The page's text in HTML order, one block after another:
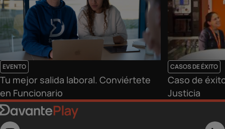
EVENTO
Tu mejor salida laboral. Conviértete
en Funcionario
CASOS DE ÉXITO
Caso de
Justicia